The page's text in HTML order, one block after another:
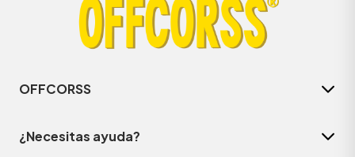
OFFCORSS
¿Necesitas ayuda?